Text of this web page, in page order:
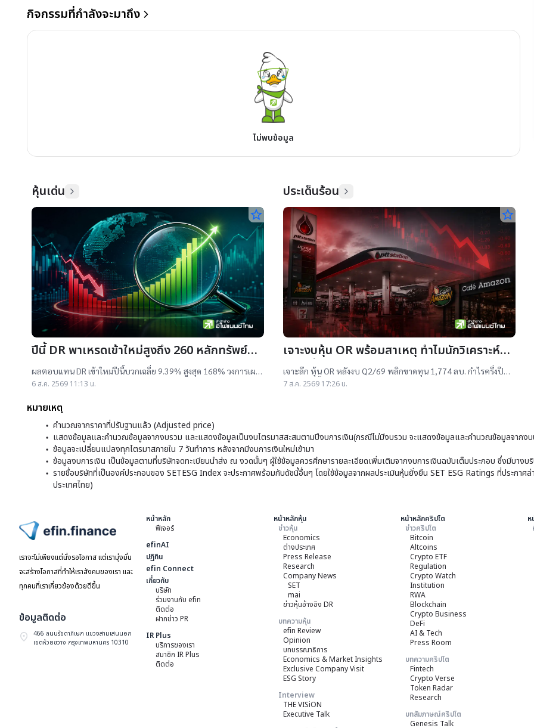
กิจกรรมที่กำลังจะมาถึง
ไม่พบข้อมูล
หุ้นเด่น
star_border
ปีนี้ DR พาเหรดเข้าใหม่สูงถึง 260 หลักทรัพย์
ผลตอบแทนบวกเฉลี่ย 9% สูงสุด 168%
ผลตอบแทน DR เข้าใหม่ปีนี้บวกเฉลี่ย 9.39% สูงสุด 168% วงการเผย
สาเหตุออกใหม่จำนวนมาก เป็นไปตามความต้องการลงทุนหุ้นเทคฯสูง
6 ส.ค. 2569 11:13 น.
ประเด็นร้อน
star_border
เจาะงบหุ้น OR พร้อมสาเหตุ ทำไมนักวิเคราะห์ยัง
แนะ “ซื้อ”-“ถือ”
เจาะลึก หุ้น OR หลังงบ Q2/69 พลิกขาดทุน 1,774 ลบ. กำไรครึ่งปี
แรกต่ำสุดตั้งแต่เข้าตลาดฯ แม้ราคาเทรดต่ำ IPO แต่ 14 โบรกฯ ยังแนะ
7 ส.ค. 2569 17:26 น.
หมายเหตุ
คำนวณจากราคาที่ปรับฐานแล้ว (Adjusted price)
แสดงข้อมูลและคำนวณข้อมูลจากงบรวม และแสดงข้อมูลเป็นงบไตรมาสสะสมตามปีงบการเงิน(กรณีไม่มีงบรวม จะแสดงข้อมูลและคำนวณข้อมูลจากง
ข้อมูลจะเปลี่ยนแปลงทุกไตรมาสภายใน 7 วันทำการ หลังจากมีงบการเงินใหม่เข้ามา
ข้อมูลงบการเงิน เป็นข้อมูลตามที่บริษัทจดทะเบียนนำส่ง ณ งวดนั้นๆ ผู้ใช้ข้อมูลควรศึกษารายละเอียดเพิ่มเติมจากงบการเงินฉบับเต็มประกอบ ซึ่งมีบาง
รายชื่อบริษัทที่เป็นองค์ประกอบของ SETESG Index จะประกาศพร้อมกับดัชนี้อื่นๆ โดยใช้ข้อมูลจากผลประเมินหุ้นยั่งยืน SET ESG Ratings ที่ประก
ประเทศไทย)
ไปหน้าแรก
เราจะไม่เพียงแต่นั่งรอโอกาส แต่เรามุ่งมั่น
จะสร้างโอกาสที่ทำให้เราสังคมของเรา และ
ทุกคนที่เราเกี่ยวข้องด้วยดีขึ้น
ข้อมูลติดต่อ
466 ถนนรัชดาภิเษก แขวงสามเสนนอก
เขตห้วยขวาง กรุงเทพมหานคร 10310
หน้าหลัก
ฟีเจอร์
efinAI
ปฏิทิน
efin Connect
เกี่ยวกับ
บริษัท
ร่วมงานกับ efin
ติดต่อ
ฝากข่าว PR
IR Plus
บริการของเรา
สมาชิก IR Plus
ติดต่อ
หน้าหลักหุ้น
ข่าวหุ้น
Economics
ต่างประเทศ
Press Release
Research
Company News
SET
mai
ข่าวหุ้นอ้างอิง DR
บทความหุ้น
efin Review
Opinion
บทบรรณาธิการ
Economics & Market Insights
Exclusive Company Visit
ESG Story
Interview
THE VISiON
Executive Talk
หน้าหลักคริปโต
ข่าวคริปโต
Bitcoin
Altcoins
Crypto ETF
Regulation
Crypto Watch
Institution
RWA
Blockchain
Crypto Business
DeFi
AI & Tech
Press Room
บทความคริปโต
Fintech
Crypto Verse
Token Radar
Research
บทสัมภาษณ์คริปโต
Genesis Talk
ห